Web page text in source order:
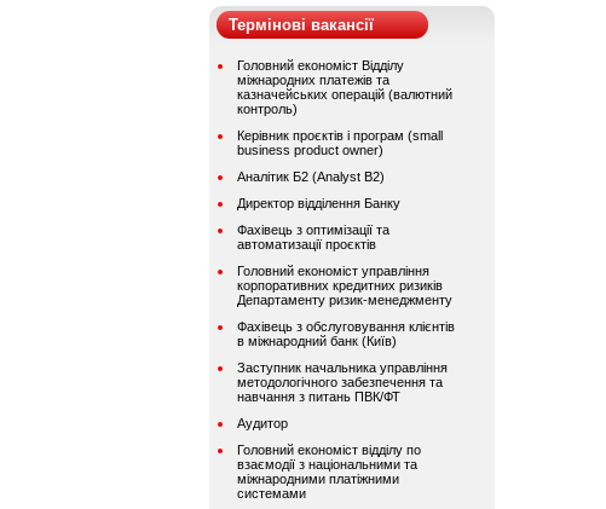
Термінові вакансії
Головний економіст Відділу
міжнародних платежів та
казначейських операцій (валютний
контроль)
Керівник проєктів і програм (small
business product owner)
Аналітик Б2 (Analyst B2)
Директор відділення Банку
Фахівець з оптимізації та
автоматизації проєктів
Головний економіст управління
корпоративних кредитних ризиків
Департаменту ризик-менеджменту
Фахівець з обслуговування клієнтів
в міжнародний банк (Київ)
Заступник начальника управління
методологічного забезпечення та
навчання з питань ПВК/ФТ
Аудитор
Головний економіст відділу по
взаємодії з національними та
міжнародними платіжними
системами